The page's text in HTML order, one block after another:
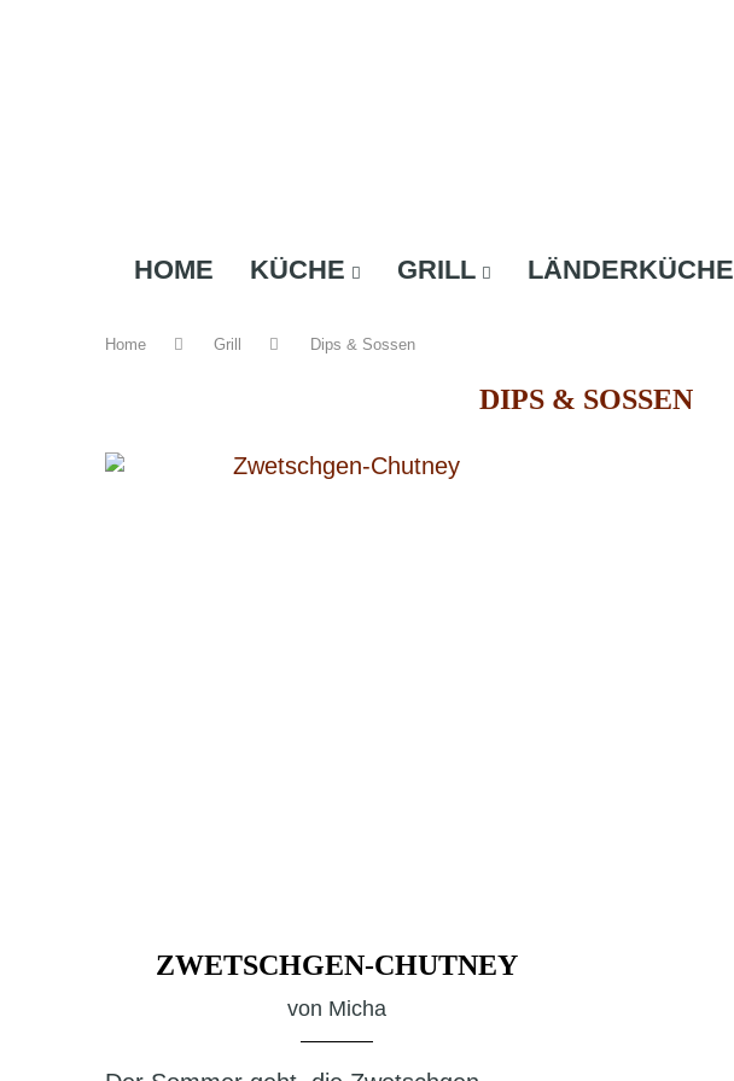
HOME KÜCHE GRILL LÄNDERKÜCHE
Home Grill Dips & Sossen
DIPS & SOSSEN
ZWETSCHGEN-CHUTNEY
von Micha